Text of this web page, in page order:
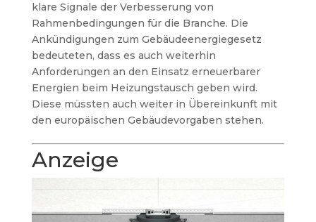
klare Signale der Verbesserung von
Rahmenbedingungen für die Branche. Die
Ankündigungen zum Gebäudeenergiegesetz
bedeuteten, dass es auch weiterhin
Anforderungen an den Einsatz erneuerbarer
Energien beim Heizungstausch geben wird.
Diese müssten auch weiter in Übereinkunft mit
den europäischen Gebäudevorgaben stehen.
Anzeige